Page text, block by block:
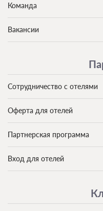
Команда
Вакансии
Сотрудничество с отелями
Оферта для отелей
Партнерская программа
Вход для отелей